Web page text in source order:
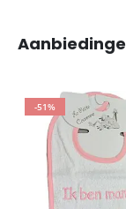
-51%